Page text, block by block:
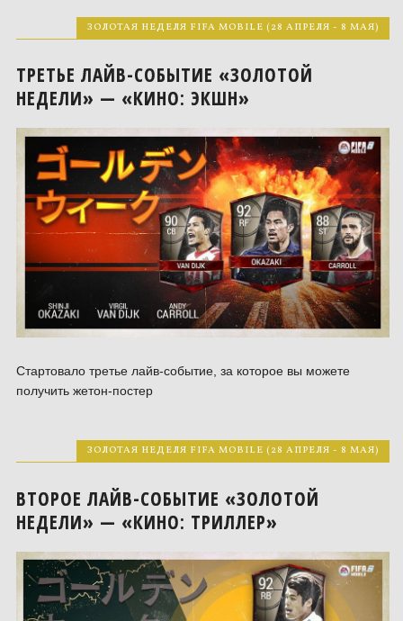
ЗОЛОТАЯ НЕДЕЛЯ FIFA MOBILE (28 АПРЕЛЯ - 8 МАЯ)
ТРЕТЬЕ ЛАЙВ-СОБЫТИЕ «ЗОЛОТОЙ
НЕДЕЛИ» — «КИНО: ЭКШН»
Стартовало третье лайв-событие, за которое вы можете
получить жетон-постер
ЗОЛОТАЯ НЕДЕЛЯ FIFA MOBILE (28 АПРЕЛЯ - 8 МАЯ)
ВТОРОЕ ЛАЙВ-СОБЫТИЕ «ЗОЛОТОЙ
НЕДЕЛИ» — «КИНО: ТРИЛЛЕР»